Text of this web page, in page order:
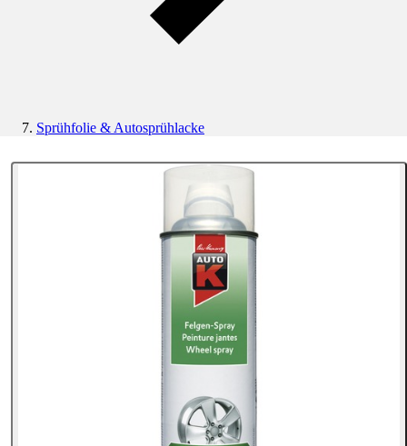
Sprühfolie & Autosprühlacke